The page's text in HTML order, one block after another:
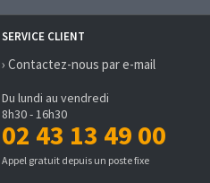
SERVICE CLIENT
› Contactez-nous par e-mail
Du lundi au vendredi
8h30 - 16h30
02 43 13 49 00
Appel gratuit depuis un poste fixe